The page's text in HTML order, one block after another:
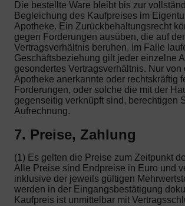
Die bestellte Ware bleibt bis zur
Begleichung des Kaufpreises im
Apotheke. Ein Zurückbehaltungsrecht
gegen Forderungen ausüben, die auf
Vertragsverhältnis beruhen. Im Falle
Geschäftsbeziehung gilt jeder einzelne
gesondertes Vertragsverhältnis. Nur von
Apotheke anerkannte oder rechtskräftig
Forderungen, oder solche die mit der
gegenseitig verknüpft sind, berechtigen
Aufrechnung.
7. Preise, Zahlung
(1) Es gelten die Preise zum Zeitpunkt
Alle Preise sind Endpreise in Euro und
inklusive der jeweils gültigen
werden in der Eingangsbestätigung
Kaufpreis ist unmittelbar mit